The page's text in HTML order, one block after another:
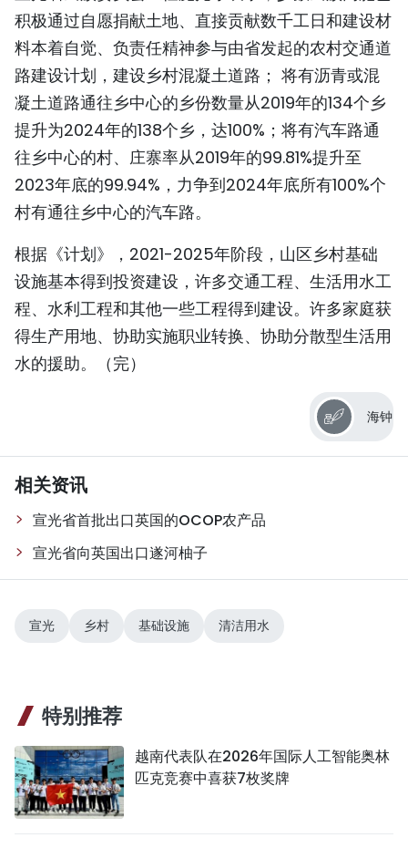
积极通过自愿捐献土地、直接贡献数千工日和建设材
料本着自觉、负责任精神参与由省发起的农村交通道
路建设计划，建设乡村混凝土道路； 将有沥青或混
凝土道路通往乡中心的乡份数量从2019年的134个乡
提升为2024年的138个乡，达100%；将有汽车路通
往乡中心的村、庄寨率从2019年的99.81%提升至
2023年底的99.94%，力争到2024年底所有100%个
村有通往乡中心的汽车路。
根据《计划》，2021-2025年阶段，山区乡村基础
设施基本得到投资建设，许多交通工程、生活用水工
程、水利工程和其他一些工程得到建设。许多家庭获
得生产用地、协助实施职业转换、协助分散型生活用
水的援助。（完）
海钟
相关资讯
宣光省首批出口英国的OCOP农产品
宣光省向英国出口遂河柚子
宣光 乡村 基础设施 清洁用水
特别推荐
越南代表队在2026年国际人工智能奥林
匹克竞赛中喜获7枚奖牌